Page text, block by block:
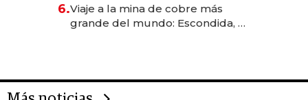
6.Viaje a la mina de cobre más
grande del mundo: Escondida, el